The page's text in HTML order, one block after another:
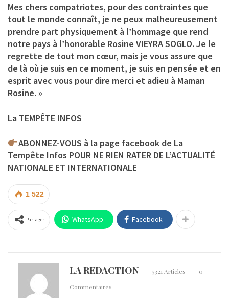
Mes chers compatriotes, pour des contraintes que
tout le monde connaît, je ne peux malheureusement
prendre part physiquement à l’hommage que rend
notre pays à l’honorable Rosine VIEYRA SOGLO. Je le
regrette de tout mon cœur, mais je vous assure que
de là où je suis en ce moment, je suis en pensée et en
esprit avec vous pour dire merci et adieu à Maman
Rosine. »
La TEMPÊTE INFOS
ABONNEZ-VOUS à la page facebook de La
Tempête Infos POUR NE RIEN RATER DE L’ACTUALITÉ
NATIONALE ET INTERNATIONALE
1 522
Partager WhatsApp Facebook
LA REDACTION 5321 Articles
0
Commentaires